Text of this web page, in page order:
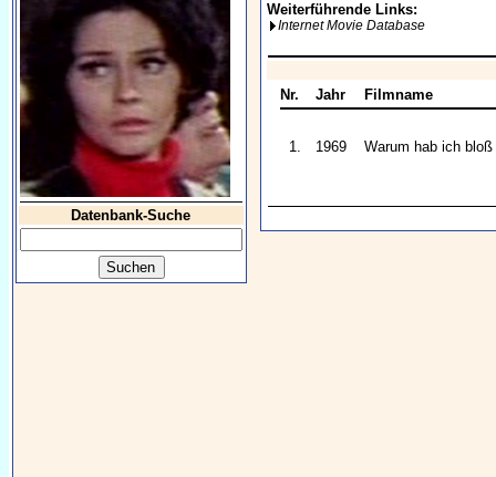
Datenbank-Suche
Weiterführende Links:
Internet Movie Database
Nr. Jahr Filmname
1. 1969 Warum hab ich